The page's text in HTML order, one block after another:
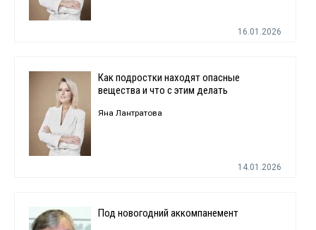
16.01.2026
Как подростки находят опасные
вещества и что с этим делать
Яна Лантратова
14.01.2026
Под новогодний аккомпанемент